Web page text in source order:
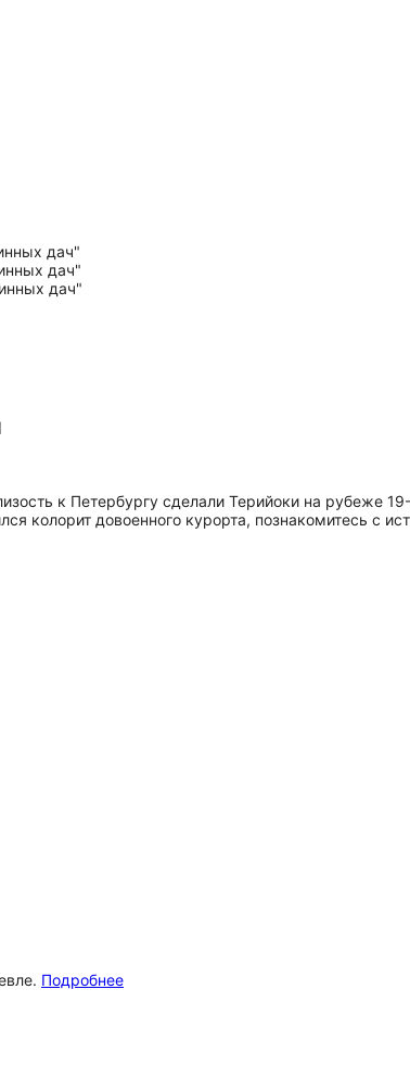
к Петербургу сделали Терийоки на рубеже
колорит довоенного курорта, познакомитесь с
Подробнее